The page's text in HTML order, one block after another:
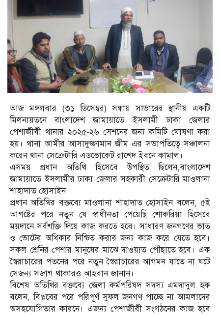
আজ মঙ্গলবার (৩১ ডিসেম্বর) সন্ধায় সাভারের স্থানীয় একটি
মিলনায়তনে বাংলাদেশ জামায়াতে ইসলামী ঢাকা জেলার
পেশাজীবী থানার ২০২৫-২৬ সেশনের জন্য কমিটি ঘোষণা করা
হয়। থানা আমীর আসাদুজ্জামান জীম এর সভাপতিত্বে সঞ্চালনা
করেন থানা সেক্রেটারি এডভোকেট রাশেদ ইবনে কামাল।
এসময় প্রধান অতিথি হিসেবে উপস্থিত ছিলেন,বাংলাদেশ
জামায়াতে ইসলামীর ঢাকা জেলার সহকারী সেক্রেটারি মাওলানা
শাহাদাত হোসাইন।
প্রধান অতিথির বক্তব্যে মাওলানা শাহাদাত হোসাইন বলেন, ৫ই
আগষ্টের পরে নতুন যে স্বাধীনতা পেয়েছি শোকরিয়া হিসেবে
ময়দানে সর্বশক্তি দিয়ে কাজ করতে হবে। সাধারণ জনগণের ভাত
ও ভোটের অধিকার নিশ্চিত করার জন্য কাজ করে যেতে হবে।
সকল শ্রেনির পেশার মানুষের মাঝে দাওয়াত পৌঁছাতে হবে। এক
স্বৈরাচারের পতনের পরে নতুন স্বৈরাচারের আগমন যাতে না ঘটে
সেজন্য সজাগ থাকারও আহবান জানান।
বিশেষ অতিথির বক্তব্যে জেলা কর্মপরিষদ সদস্য এমদাদুল হক
বলেন, বিপ্লবের পরে পরিপূর্ণ সুফল জনগণ পাচ্ছে না আমলাদের
অসহযোগিতার কারনে। এজন্য পেশাজীবী সংগঠনের কাজ হবে